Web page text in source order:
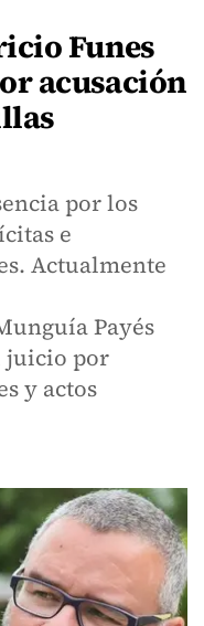
Funes
acusación
por los
e
Actualmente
Payés
juicio por
y actos